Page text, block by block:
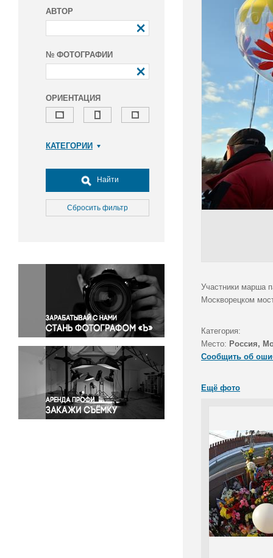
АВТОР
№ ФОТОГРАФИИ
ОРИЕНТАЦИЯ
КАТЕГОРИИ
Досуг, туризм и отдых
Культура
Медицина
Окружающая среда
Политика
Правосудие
Происшествия и конфликты
Религия
Светская жизнь
Спорт
Экология
Экономика и бизнес
Найти
Сбросить фильтр
Участники марша
Москворецком
Категория:
Место: Россия,
Сообщить об
Ещё фото